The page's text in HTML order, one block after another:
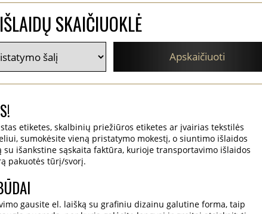
SKAIČIUOKLĖ
Apskaičiuoti
etiketes, skalbinių priežiūros etiketes ar įvairias tekstilės
sumokėsite vieną pristatymo mokestį, o siuntimo išlaidos
išankstine sąskaita faktūra, kurioje transportavimo išlaidos
pakuotės tūrį/svorį.
gausite el. laišką su grafiniu dizainu galutine forma, taip